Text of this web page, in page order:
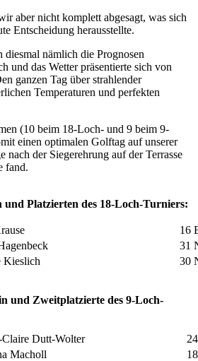
aber nicht komplett abgesagt, was sich
Entscheidung herausstellte.
diesmal nämlich die Prognosen
und das Wetter präsentierte sich von
ganzen Tag über strahlender
Temperaturen und perfekten
(10 beim 18-Loch- und 9 beim 9-
einen optimalen Golftag auf unserer
nach der Siegerehrung auf der Terrasse
fand.
Platzierten des 18-Loch-Turniers:
16
31
Kieslich 30
und Zweitplatzierte des 9-Loch-
Dutt-Wolter
Macholl